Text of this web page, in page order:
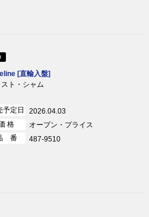
[直輸入盤]
スト・シャム
予定日
2026.04.03
格
オープン・プライス
番
487-9510